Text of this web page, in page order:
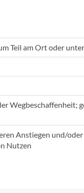
Teil am Ort oder
Wegbeschaffenheit;
Anstiegen und/
Nutzen